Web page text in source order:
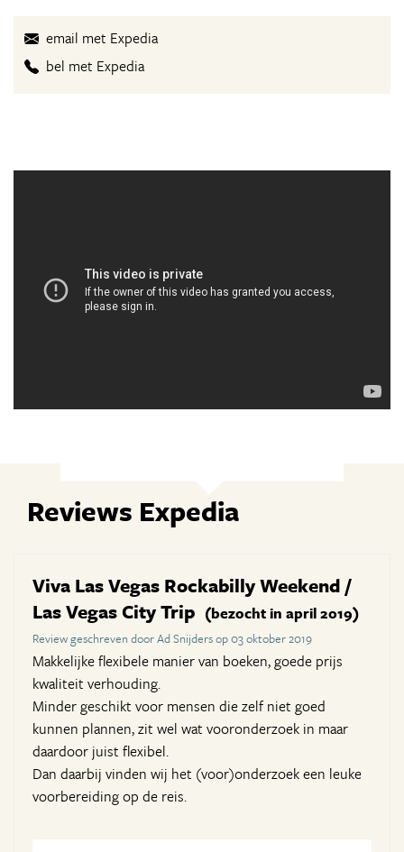
email met Expedia
bel met Expedia
Reviews Expedia
Viva Las Vegas Rockabilly Weekend /
Las Vegas City Trip (bezocht in april 2019)
Review geschreven door Ad Snijders op 03 oktober 2019
Makkelijke flexibele manier van boeken, goede prijs
kwaliteit verhouding.
Minder geschikt voor mensen die zelf niet goed
kunnen plannen, zit wel wat vooronderzoek in maar
daardoor juist flexibel.
Dan daarbij vinden wij het (voor)onderzoek een leuke
voorbereiding op de reis.